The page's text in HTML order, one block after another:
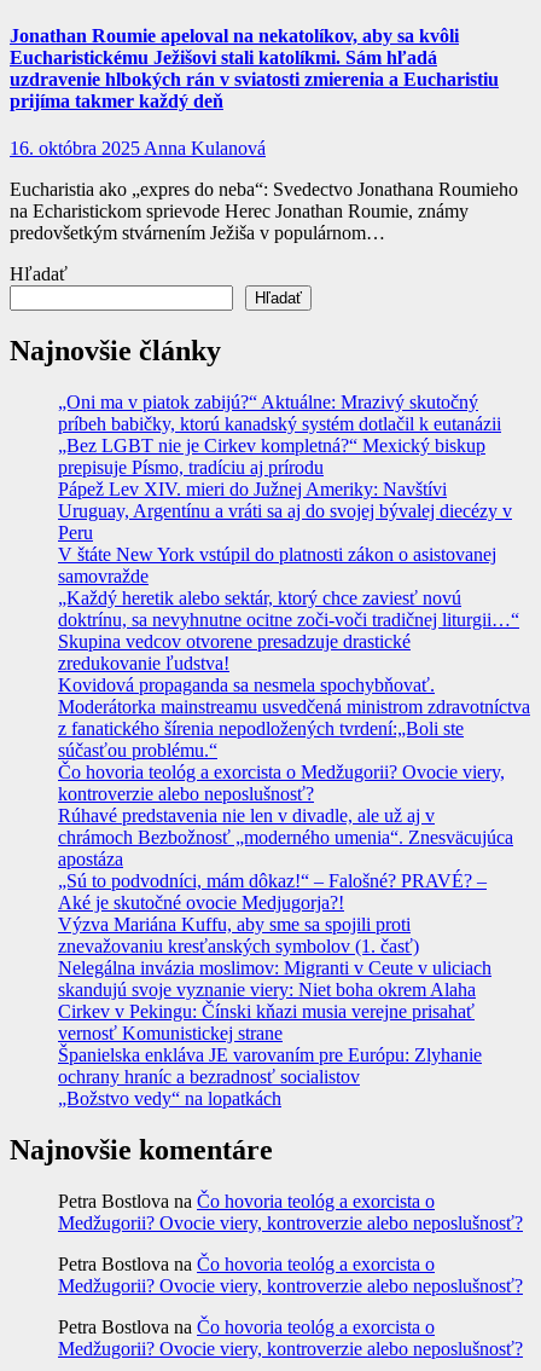
Jonathan Roumie apeloval na nekatolíkov, aby sa kvôli
Eucharistickému Ježišovi stali katolíkmi. Sám hľadá
uzdravenie hlbokých rán v sviatosti zmierenia a Eucharistiu
prijíma takmer každý deň
16. októbra 2025Anna Kulanová
Eucharistia ako „expres do neba“: Svedectvo Jonathana Roumieho
na Echaristickom sprievode Herec Jonathan Roumie, známy
predovšetkým stvárnením Ježiša v populárnom…
Hľadať
Hľadať
Najnovšie články
„Oni ma v piatok zabijú?“ Aktuálne: Mrazivý skutočný
príbeh babičky, ktorú kanadský systém dotlačil k eutanázii
„Bez LGBT nie je Cirkev kompletná?“ Mexický biskup
prepisuje Písmo, tradíciu aj prírodu
Pápež Lev XIV. mieri do Južnej Ameriky: Navštívi
Uruguay, Argentínu a vráti sa aj do svojej bývalej diecézy v
Peru
V štáte New York vstúpil do platnosti zákon o asistovanej
samovražde
„Každý heretik alebo sektár, ktorý chce zaviesť novú
doktrínu, sa nevyhnutne ocitne zoči-voči tradičnej liturgii…“
Skupina vedcov otvorene presadzuje drastické
zredukovanie ľudstva!
Kovidová propaganda sa nesmela spochybňovať.
Moderátorka mainstreamu usvedčená ministrom zdravotníctva
z fanatického šírenia nepodložených tvrdení:„Boli ste
súčasťou problému.“
Čo hovoria teológ a exorcista o Medžugorii? Ovocie viery,
kontroverzie alebo neposlušnosť?
Rúhavé predstavenia nie len v divadle, ale už aj v
chrámoch Bezbožnosť „moderného umenia“. Znesväcujúca
apostáza
„Sú to podvodníci, mám dôkaz!“ – Falošné? PRAVÉ? –
Aké je skutočné ovocie Medjugorja?!
Výzva Mariána Kuffu, aby sme sa spojili proti
znevažovaniu kresťanských symbolov (1. časť)
Nelegálna invázia moslimov: Migranti v Ceute v uliciach
skandujú svoje vyznanie viery: Niet boha okrem Alaha
Cirkev v Pekingu: Čínski kňazi musia verejne prisahať
vernosť Komunistickej strane
Španielska enkláva JE varovaním pre Európu: Zlyhanie
ochrany hraníc a bezradnosť socialistov
„Božstvo vedy“ na lopatkách
Najnovšie komentáre
Petra Bostlova na Čo hovoria teológ a exorcista o
Medžugorii? Ovocie viery, kontroverzie alebo neposlušnosť?
Petra Bostlova na Čo hovoria teológ a exorcista o
Medžugorii? Ovocie viery, kontroverzie alebo neposlušnosť?
Petra Bostlova na Čo hovoria teológ a exorcista o
Medžugorii? Ovocie viery, kontroverzie alebo neposlušnosť?